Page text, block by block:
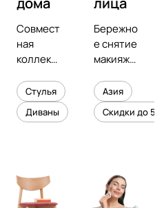
Совмест
ная
коллекц
предмет
ным
дизайне
Турским
Стулья
Диваны
Бережно
е снятие
макияжа
увлажне
ние
кожи
Азия
Скидки до 50%